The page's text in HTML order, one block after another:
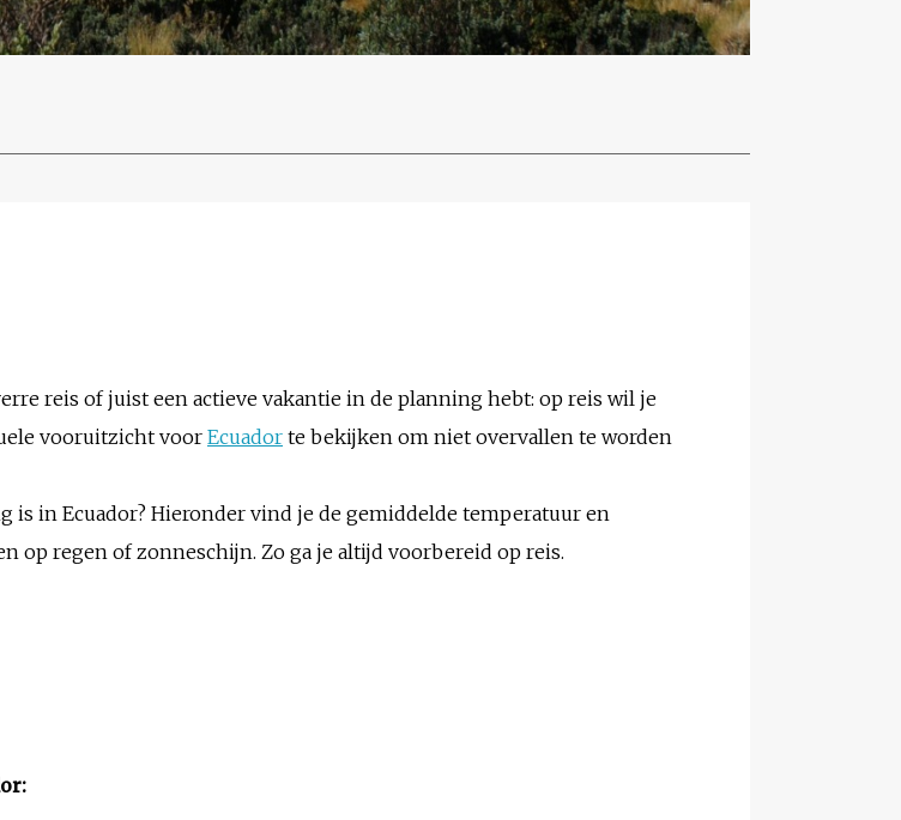
reis of juist een actieve vakantie in de planning hebt: op reis wil je
vooruitzicht voorEcuador te bekijken om niet overvallen te worden
is in Ecuador? Hieronder vind je de gemiddelde temperatuur en
op regen of zonneschijn. Zo ga je altijd voorbereid op reis.